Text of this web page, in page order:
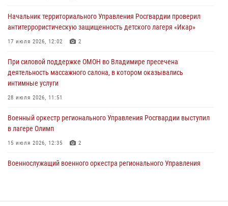
20 июля 2026, 06:33 4
Военнослужащий военного оркестра регионального Управления
105-летию Центрального округа
19 июля 2026, 11:17 7
Начальник территориального Управления Росгвардии проверил
17 июля 2026, 12:02 2
Начальник территориального Управления Росгвардии проверил
антитеррористическую защищенность детского лагеря «Икар»
17 июля 2026, 12:02 2
При силовой поддержке ОМОН во Владимире пресечена
деятельность массажного салона, в котором оказывались
интимные услуги
28 июля 2026, 11:51
Военный оркестр регионального Управления Росгвардии выступил
в лагере Олимп
15 июля 2026, 12:35 2
Военнослужащий военного оркестра регионального Управления